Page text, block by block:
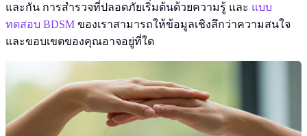
และกัน การสำรวจที่ปลอดภัยเริ่มต้นด้วยความรู้ และ แบบ
ทดสอบ BDSM ของเราสามารถให้ข้อมูลเชิงลึกว่าความสนใจ
และขอบเขตของคุณอาจอยู่ที่ใด